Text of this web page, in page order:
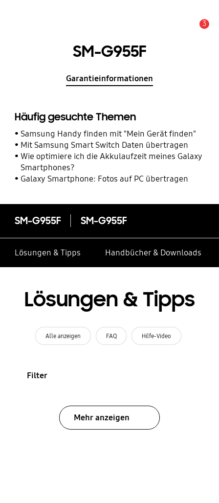
3
SM-G955F
Garantieinformationen
Häufig gesuchte Themen
Samsung Handy finden mit "Mein Gerät finden"
Mit Samsung Smart Switch Daten übertragen
Wie optimiere ich die Akkulaufzeit meines Galaxy
Smartphones?
Galaxy Smartphone: Fotos auf PC übertragen
SM-G955F SM-G955F
Lösungen & Tipps Handbücher & Downloads
Lösungen & Tipps
Alle anzeigen FAQ Hilfe-Video
Filter
Mehr anzeigen